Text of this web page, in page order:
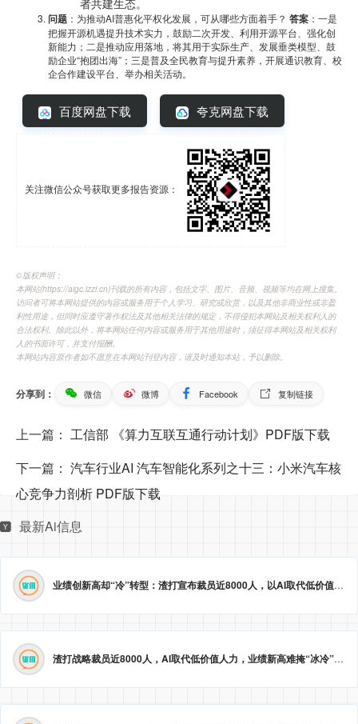
者共建生态。
问题 ：为推动AI普惠化平权化发展，可从哪些方面着手？ 答案 ：一是
把握开源机遇提升技术实力，鼓励二次开发、利用开源平台、强化创
新能力；二是推动应用落地，将其用于实际生产、发展垂类模型、鼓
励企业“抱团出海”；三是普及全民教育与提升素养，开展通识教育、校
企合作建设平台、举办相关活动。
百度网盘下载 夸克网盘下载
关注微信公众号获取更多报告资源：
©️版权声明：
本网站(https://aigc.izzi.cn)刊载的所有内容，包括文字、图片、音频、视频等均在网上搜集。
访问者可将本网站提供的内容或服务用于个人学习、研究或欣赏，以及其他非商业性或非盈
利性用途，但同时应遵守著作权法及其他相关法律的规定，不得侵犯本网站及相关权利人的
合法权利。除此以外，将本网站任何内容或服务用于其他用途时，须征得本网站及相关权利
人的书面许可，并支付报酬。
本网站内容原作者如不愿意在本网站刊登内容，请及时通知本站，予以删除。
分享到： 微信 微博 Facebook 复制链接
上一篇： 工信部 《算力互联互通行动计划》PDF版下载
下一篇： 汽车行业AI 汽车智能化系列之十三：小米汽车核
心竞争力剖析 PDF版下载
最新Ai信息
业绩创新高却“冷”转型：渣打宣布裁员近8000人，以AI取代低价值岗位
渣打战略裁员近8000人，AI取代低价值人力，业绩新高难掩“冰冷”转型。